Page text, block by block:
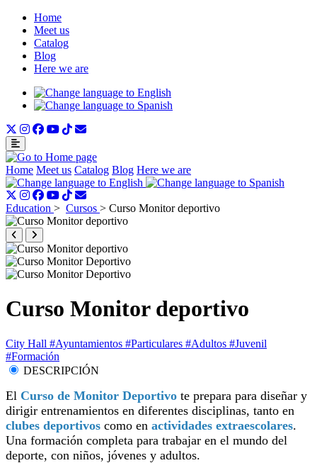
Home
Meet us
Catalog
Blog
Here we are
Home Meet us Catalog Blog Here we are
Education > Cursos > Curso Monitor deportivo
Curso Monitor deportivo
City Hall #Ayuntamientos #Particulares #Adultos #Juvenil
#Formación
DESCRIPCIÓN
El Curso de Monitor Deportivo te prepara para diseñar y
dirigir entrenamientos en diferentes disciplinas, tanto en
clubes deportivos como en actividades extraescolares.
Una formación completa para trabajar en el mundo del
deporte, con niños, jóvenes y adultos.